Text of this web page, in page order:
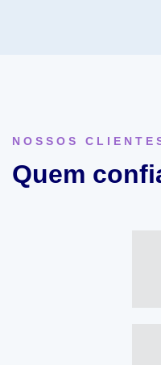
NOSSOS
Quem